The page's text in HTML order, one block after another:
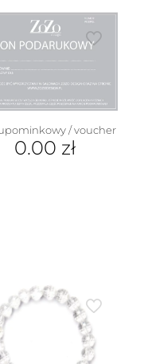
produkt
ma
wiele
można
wybrać
stronie
produktu
/ voucher
0.00 zł